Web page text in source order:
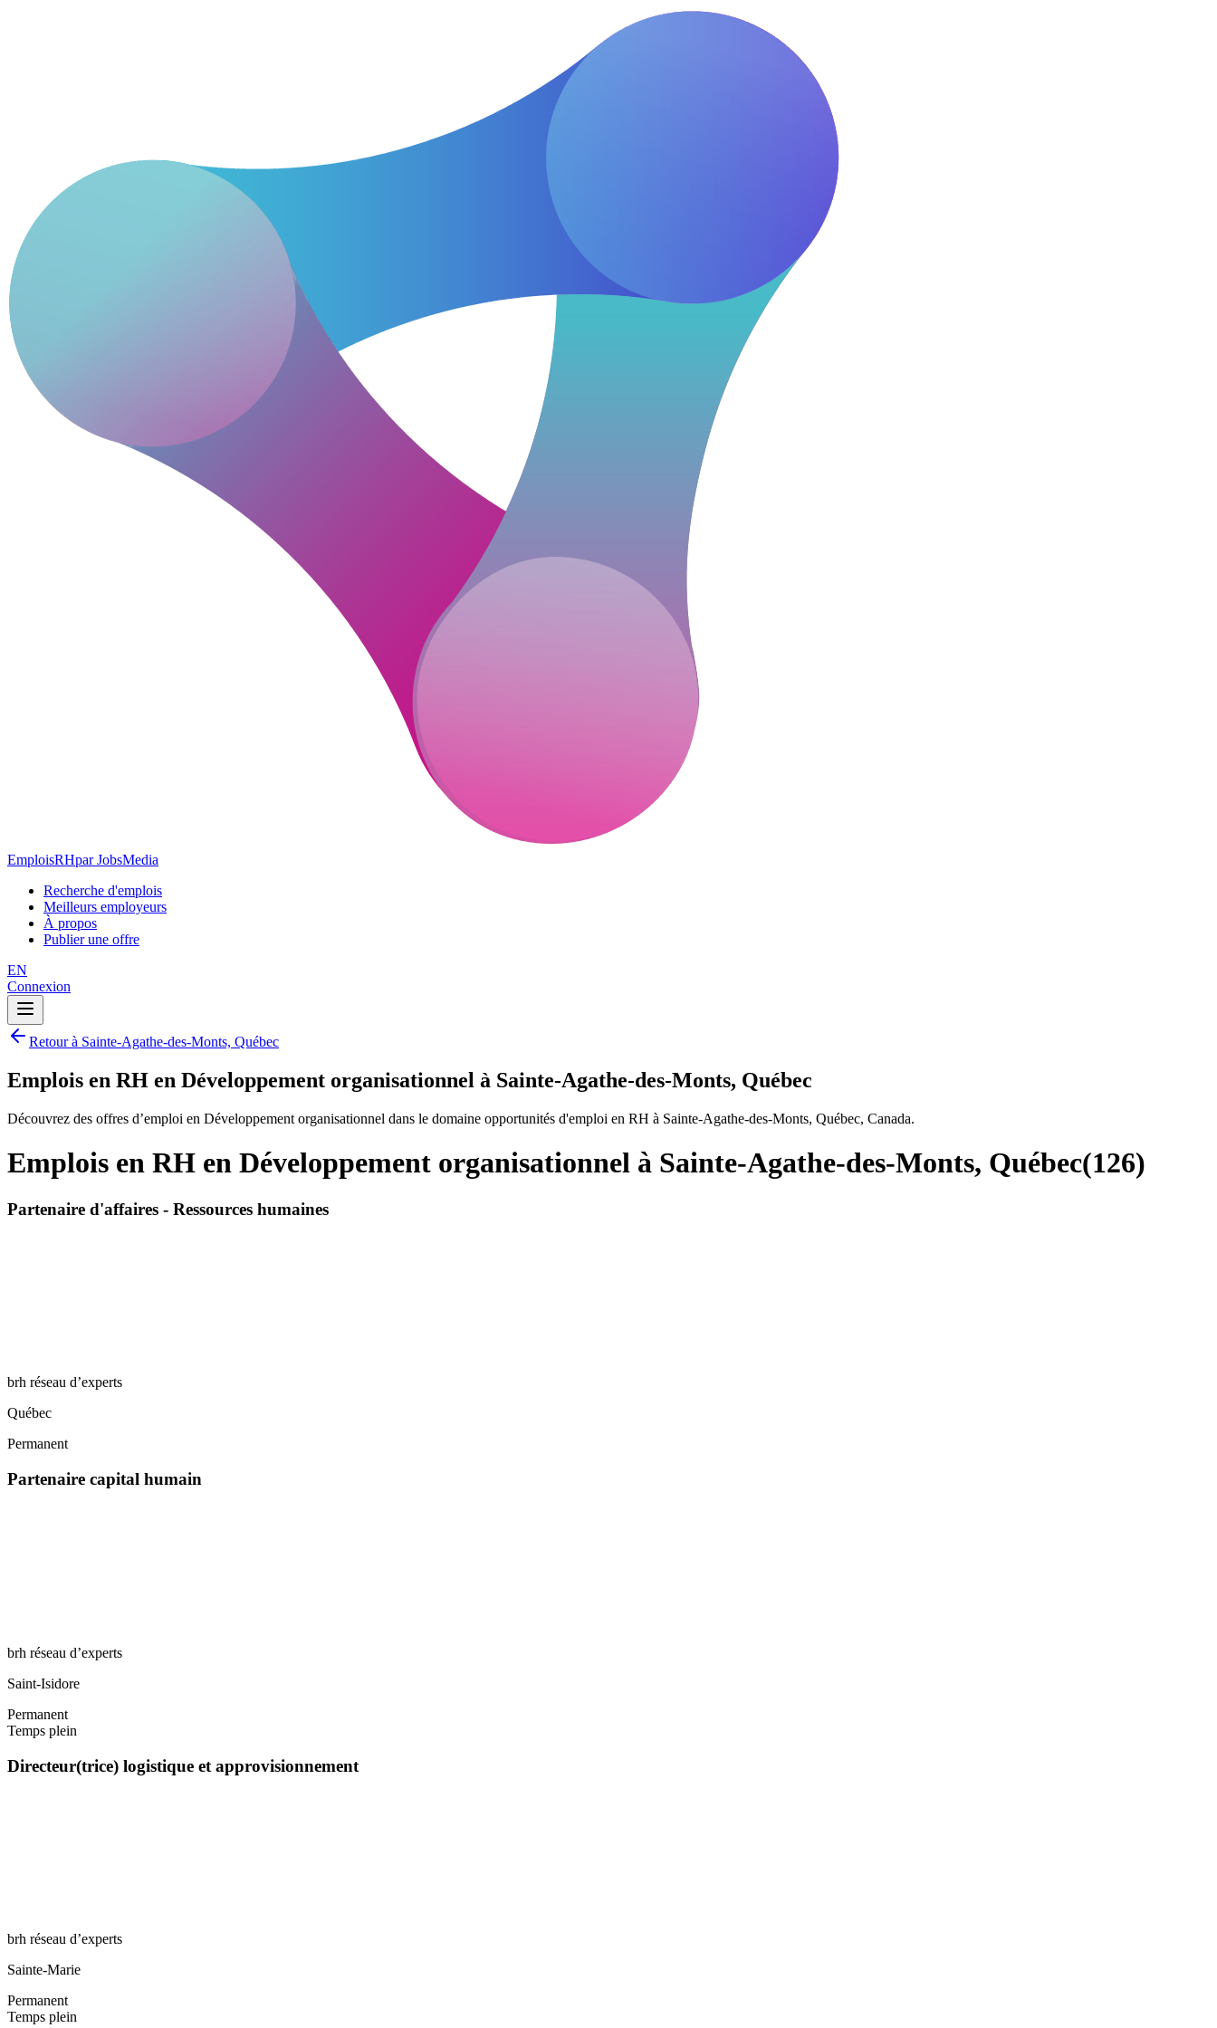
EmploisRHpar JobsMedia
Recherche d'emplois
Meilleurs employeurs
À propos
Publier une offre
EN
Connexion
Retour à Sainte-Agathe-des-Monts, Québec
Emplois en RH en Développement organisationnel à Sainte-Agathe-des-Monts, Québec
Découvrez des offres d’emploi en Développement organisationnel dans le domaine opportunités d'emploi en RH à Sainte-Agathe-des-Monts, Québec, Canada.
Emplois en RH en Développement organisationnel à Sainte-Agathe-des-Monts, Québec(126)
Partenaire d'affaires - Ressources humaines
brh réseau d’experts
Québec
Permanent
Partenaire capital humain
brh réseau d’experts
Saint-Isidore
Permanent
Temps plein
Directeur(trice) logistique et approvisionnement
brh réseau d’experts
Sainte-Marie
Permanent
Temps plein